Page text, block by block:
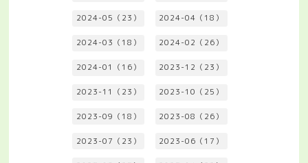
2024-05（23） 2024-04（18）
2024-03（18） 2024-02（26）
2024-01（16） 2023-12（23）
2023-11（23） 2023-10（25）
2023-09（18） 2023-08（26）
2023-07（23） 2023-06（17）